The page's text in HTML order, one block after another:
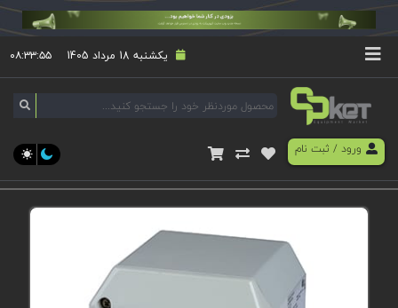
یکشنبه 18 مرداد 1405 ۰۸:۳۳:۵۵
ورود/ ثبت نام